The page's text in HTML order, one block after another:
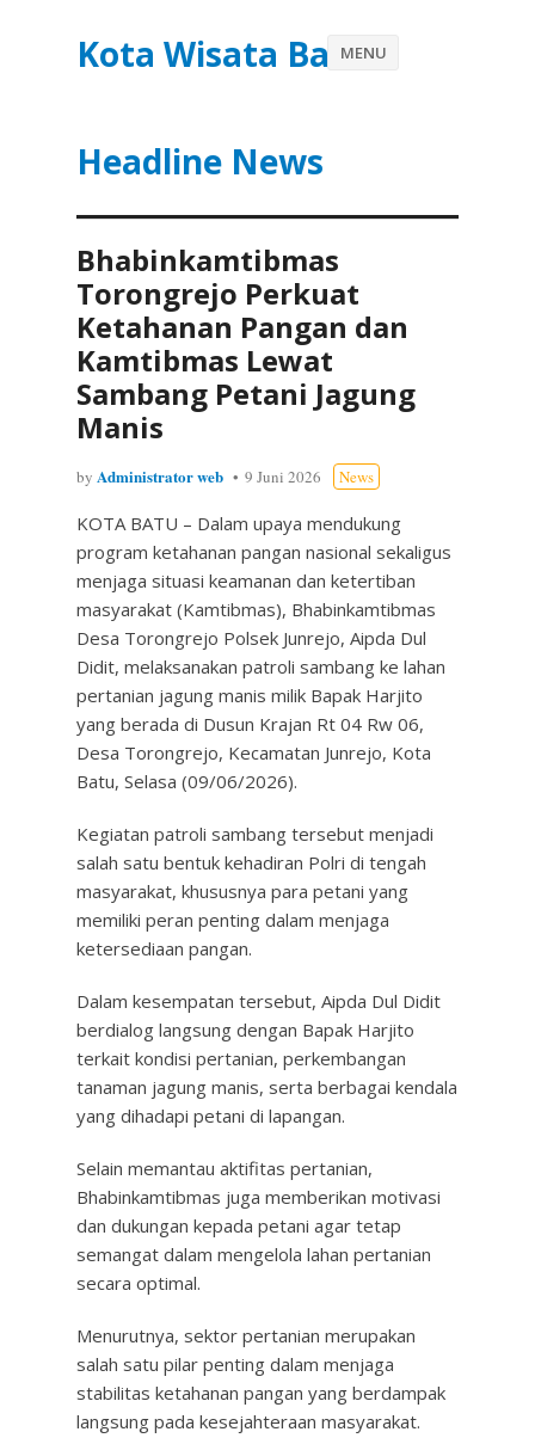
Kota Wisata Batu
Headline News
MENU
Bhabinkamtibmas
Torongrejo Perkuat
Ketahanan Pangan dan
Kamtibmas Lewat
Sambang Petani Jagung
Manis
by Administrator web 9 Juni 2026 News
KOTA BATU – Dalam upaya mendukung
program ketahanan pangan nasional sekaligus
menjaga situasi keamanan dan ketertiban
masyarakat (Kamtibmas), Bhabinkamtibmas
Desa Torongrejo Polsek Junrejo, Aipda Dul
Didit, melaksanakan patroli sambang ke lahan
pertanian jagung manis milik Bapak Harjito
yang berada di Dusun Krajan Rt 04 Rw 06,
Desa Torongrejo, Kecamatan Junrejo, Kota
Batu, Selasa (09/06/2026).
Kegiatan patroli sambang tersebut menjadi
salah satu bentuk kehadiran Polri di tengah
masyarakat, khususnya para petani yang
memiliki peran penting dalam menjaga
ketersediaan pangan.
Dalam kesempatan tersebut, Aipda Dul Didit
berdialog langsung dengan Bapak Harjito
terkait kondisi pertanian, perkembangan
tanaman jagung manis, serta berbagai kendala
yang dihadapi petani di lapangan.
Selain memantau aktifitas pertanian,
Bhabinkamtibmas juga memberikan motivasi
dan dukungan kepada petani agar tetap
semangat dalam mengelola lahan pertanian
secara optimal.
Menurutnya, sektor pertanian merupakan
salah satu pilar penting dalam menjaga
stabilitas ketahanan pangan yang berdampak
langsung pada kesejahteraan masyarakat.